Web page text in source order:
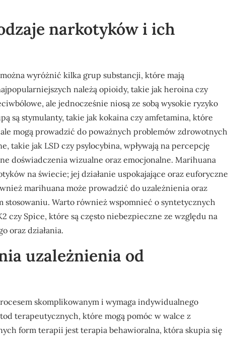
narkotyków i ich
wyróżnić kilka grup substancji, które mają
należą opioidy, takie jak heroina czy
ale jednocześnie niosą ze sobą wysokie ryzyko
są stymulanty, takie jak kokaina czy amfetamina, które
mogą prowadzić do poważnych problemów zdrowotnych
takie jak LSD czy psylocybina, wpływają na percepcję
doświadczenia wizualne oraz emocjonalne. Marihuana
na świecie; jej działanie uspokajające oraz euforyczne
marihuana może prowadzić do uzależnienia oraz
stosowaniu. Warto również wspomnieć o syntetycznych
czy Spice, które są często niebezpieczne ze względu na
oraz działania.
uzależnienia od
skomplikowanym i wymaga indywidualnego
terapeutycznych, które mogą pomóc w walce z
form terapii jest terapia behawioralna, która skupia się